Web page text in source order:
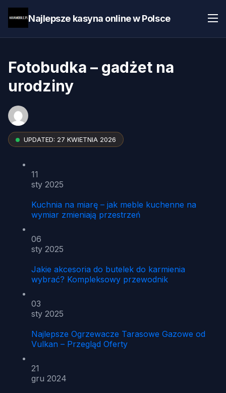
Najlepsze kasyna online w Polsce
Fotobudka – gadżet na
urodziny
UPDATED: 27 KWIETNIA 2026
11
sty 2025
Kuchnia na miarę – jak meble kuchenne na
wymiar zmieniają przestrzeń
06
sty 2025
Jakie akcesoria do butelek do karmienia
wybrać? Kompleksowy przewodnik
03
sty 2025
Najlepsze Ogrzewacze Tarasowe Gazowe od
Vulkan – Przegląd Oferty
21
gru 2024